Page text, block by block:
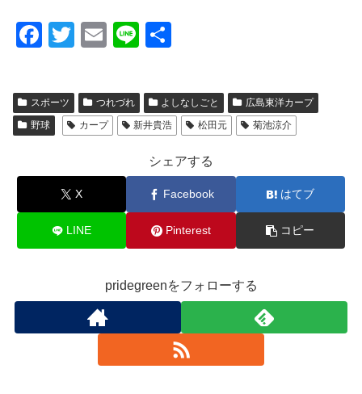
F
c
e
b
k
T
tt
er
E
ail
Li
e
スポーツ つれづれ よしなしごと
広島東洋カープ
野球
カープ 新井貴浩 松田元 菊池涼介
シェアする
X Facebook はてブ
LINE Pinterest コピー
pridegreenをフォローする